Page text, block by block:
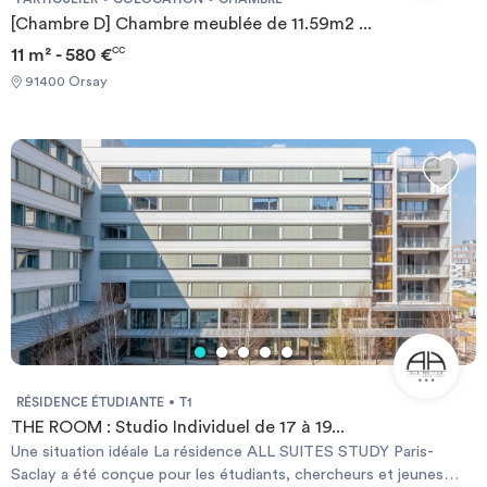
 Proche de la gare RER B, l’accès aux écoles de Massy, d’Orsay,
Gif sur Yvette, Bures sur Yvette est aisé.  Le bus 91.06 permet
de rejoindre rapidement le plateau de saclay où se trouve les
[Chambre D] Chambre meublée de 11.59m2 ...
11 m² - 580 €CC
91400 Orsay
RÉSIDENCE ÉTUDIANTE T1
THE ROOM : Studio Individuel de 17 à 19...
Une situation idéale La résidence ALL SUITES STUDY Paris-
Saclay a été conçue pour les étudiants, chercheurs et jeunes